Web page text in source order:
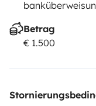
Betrag
€ 1.500